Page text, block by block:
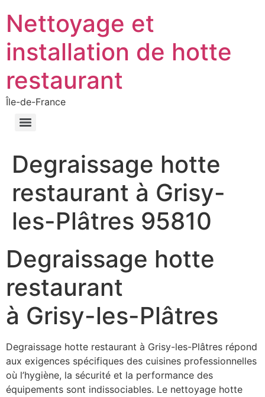
Nettoyage et
installation de hotte
restaurant
Île-de-France
Degraissage hotte
restaurant à Grisy-
les-Plâtres 95810
Degraissage hotte
restaurant
à Grisy-les-Plâtres
Degraissage hotte restaurant à Grisy-les-Plâtres répond
aux exigences spécifiques des cuisines professionnelles
où l’hygiène, la sécurité et la performance des
équipements sont indissociables. Le nettoyage hotte